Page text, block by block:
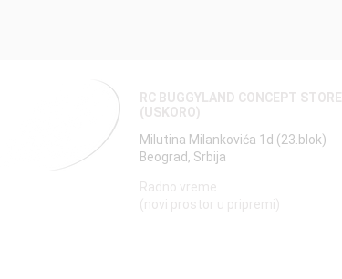
RC BUGGYLAND CONCEPT STORE
(USKORO)
Milutina Milankovića 1d (23.blok)
Beograd, Srbija
Radno vreme
(novi prostor u pripremi)